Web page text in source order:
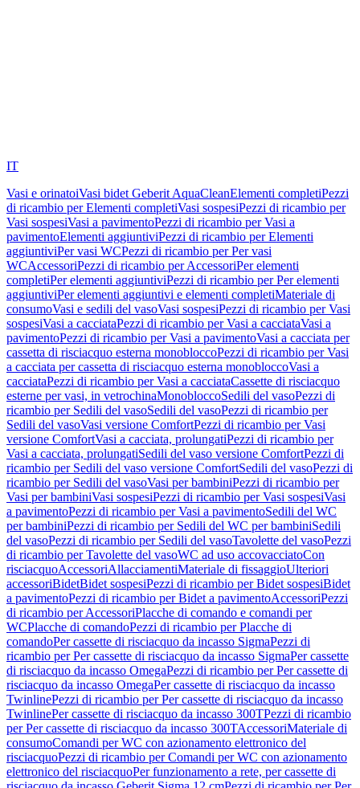
IT
Vasi e orinatoiVasi bidet Geberit AquaCleanElementi completiPezzi
di ricambio per Elementi completiVasi sospesiPezzi di ricambio per
Vasi sospesiVasi a pavimentoPezzi di ricambio per Vasi a
pavimentoElementi aggiuntiviPezzi di ricambio per Elementi
aggiuntiviPer vasi WCPezzi di ricambio per Per vasi
WCAccessoriPezzi di ricambio per AccessoriPer elementi
completiPer elementi aggiuntiviPezzi di ricambio per Per elementi
aggiuntiviPer elementi aggiuntivi e elementi completiMateriale di
consumoVasi e sedili del vasoVasi sospesiPezzi di ricambio per Vasi
sospesiVasi a cacciataPezzi di ricambio per Vasi a cacciataVasi a
pavimentoPezzi di ricambio per Vasi a pavimentoVasi a cacciata per
cassetta di risciacquo esterna monobloccoPezzi di ricambio per Vasi
a cacciata per cassetta di risciacquo esterna monobloccoVasi a
cacciataPezzi di ricambio per Vasi a cacciataCassette di risciacquo
esterne per vasi, in vetrochinaMonobloccoSedili del vasoPezzi di
ricambio per Sedili del vasoSedili del vasoPezzi di ricambio per
Sedili del vasoVasi versione ComfortPezzi di ricambio per Vasi
versione ComfortVasi a cacciata, prolungatiPezzi di ricambio per
Vasi a cacciata, prolungatiSedili del vaso versione ComfortPezzi di
ricambio per Sedili del vaso versione ComfortSedili del vasoPezzi di
ricambio per Sedili del vasoVasi per bambiniPezzi di ricambio per
Vasi per bambiniVasi sospesiPezzi di ricambio per Vasi sospesiVasi
a pavimentoPezzi di ricambio per Vasi a pavimentoSedili del WC
per bambiniPezzi di ricambio per Sedili del WC per bambiniSedili
del vasoPezzi di ricambio per Sedili del vasoTavolette del vasoPezzi
di ricambio per Tavolette del vasoWC ad uso accovacciatoCon
risciacquoAccessoriAllacciamentiMateriale di fissaggioUlteriori
accessoriBidetBidet sospesiPezzi di ricambio per Bidet sospesiBidet
a pavimentoPezzi di ricambio per Bidet a pavimentoAccessoriPezzi
di ricambio per AccessoriPlacche di comando e comandi per
WCPlacche di comandoPezzi di ricambio per Placche di
comandoPer cassette di risciacquo da incasso SigmaPezzi di
ricambio per Per cassette di risciacquo da incasso SigmaPer cassette
di risciacquo da incasso OmegaPezzi di ricambio per Per cassette di
risciacquo da incasso OmegaPer cassette di risciacquo da incasso
TwinlinePezzi di ricambio per Per cassette di risciacquo da incasso
TwinlinePer cassette di risciacquo da incasso 300TPezzi di ricambio
per Per cassette di risciacquo da incasso 300TAccessoriMateriale di
consumoComandi per WC con azionamento elettronico del
risciacquoPezzi di ricambio per Comandi per WC con azionamento
elettronico del risciacquoPer funzionamento a rete, per cassette di